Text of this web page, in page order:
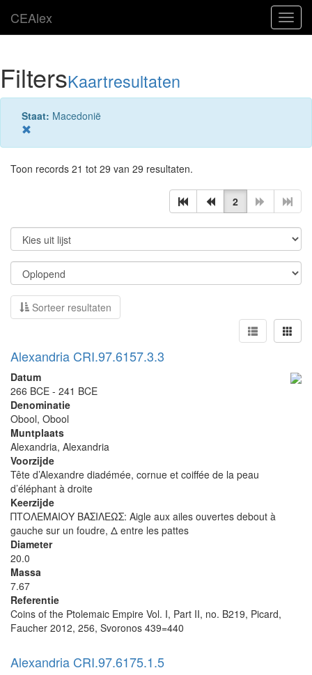
CEAlex
FiltersKaartresultaten
Staat: Macedonië
Toon records 21 tot 29 van 29 resultaten.
2
Sorteer resultaten
Alexandria CRI.97.6157.3.3
Datum
266 BCE - 241 BCE
Denominatie
Obool, Obool
Muntplaats
Alexandria, Alexandria
Voorzijde
Tête d’Alexandre diadémée, cornue et coiffée de la peau
d’éléphant à droite
Keerzijde
ΠΤΟΛΕΜΑΙΟΥ ΒΑΣΙΛΕΩΣ: Aigle aux ailes ouvertes debout à
gauche sur un foudre, Δ entre les pattes
Diameter
20.0
Massa
7.67
Referentie
Coins of the Ptolemaic Empire Vol. I, Part II, no. B219, Picard,
Faucher 2012, 256, Svoronos 439=440
Alexandria CRI.97.6175.1.5